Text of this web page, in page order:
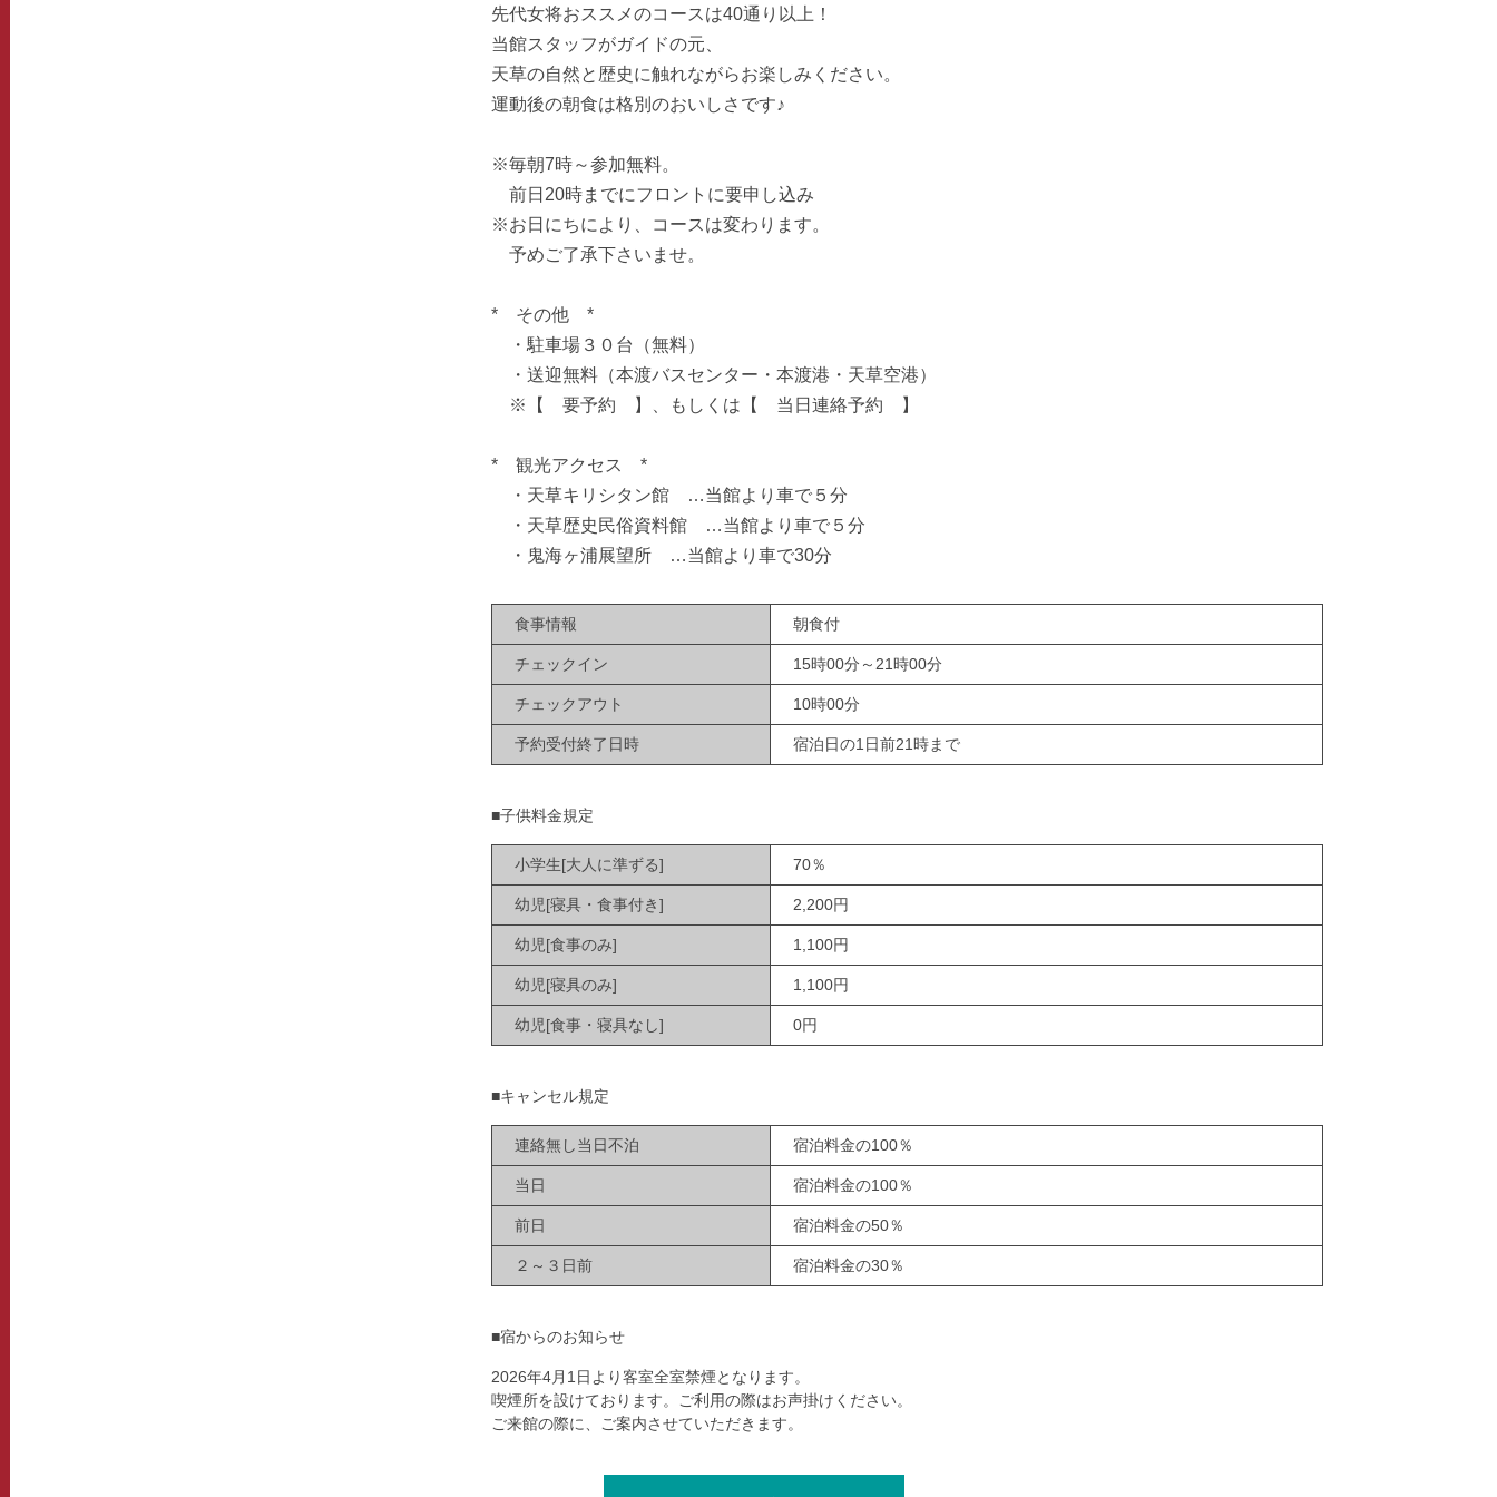
先代女将おススメのコースは40通り以上！
当館スタッフがガイドの元、
天草の自然と歴史に触れながらお楽しみください。
運動後の朝食は格別のおいしさです♪
※毎朝7時～参加無料。
前日20時までにフロントに要申し込み
※お日にちにより、コースは変わります。
予めご了承下さいませ。
* その他 *
・駐車場３０台（無料）
・送迎無料（本渡バスセンター・本渡港・天草空港）
※【 要予約 】、もしくは【 当日連絡予約 】
* 観光アクセス *
・天草キリシタン館 …当館より車で５分
・天草歴史民俗資料館 …当館より車で５分
・鬼海ヶ浦展望所 …当館より車で30分
食事情報 朝食付
チェックイン 15時00分～21時00分
チェックアウト 10時00分
予約受付終了日時 宿泊日の1日前21時まで
■子供料金規定
小学生[大人に準ずる] 70％
幼児[寝具・食事付き] 2,200円
幼児[食事のみ] 1,100円
幼児[寝具のみ] 1,100円
幼児[食事・寝具なし] 0円
■キャンセル規定
連絡無し当日不泊 宿泊料金の100％
当日 宿泊料金の100％
前日 宿泊料金の50％
２～３日前 宿泊料金の30％
■宿からのお知らせ
2026年4月1日より客室全室禁煙となります。
喫煙所を設けております。ご利用の際はお声掛けください。
ご来館の際に、ご案内させていただきます。